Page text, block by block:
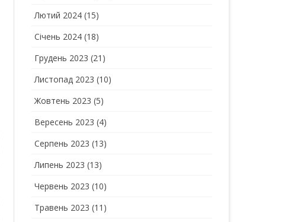
Лютий 2024 (15)
Січень 2024 (18)
Грудень 2023 (21)
Листопад 2023 (10)
Жовтень 2023 (5)
Вересень 2023 (4)
Серпень 2023 (13)
Липень 2023 (13)
Червень 2023 (10)
Травень 2023 (11)